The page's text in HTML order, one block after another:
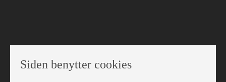
Siden benytter cookies